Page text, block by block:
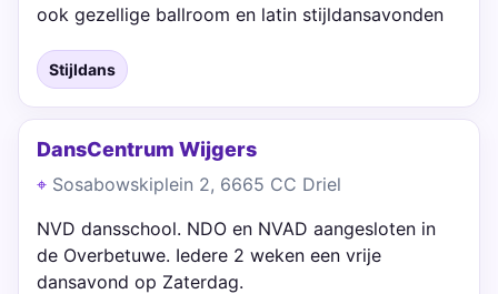
ook gezellige ballroom en latin stijldansavonden
Stijldans
DansCentrum Wijgers
Sosabowskiplein 2, 6665 CC Driel
NVD dansschool. NDO en NVAD aangesloten in
de Overbetuwe. Iedere 2 weken een vrije
dansavond op Zaterdag.